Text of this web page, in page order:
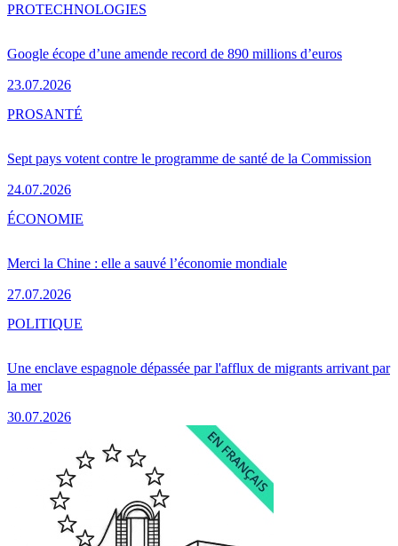
Google écope d’une amende record de 890 millions d’euros
23.07.2026
PROTECHNOLOGIES
Sept pays votent contre le programme de santé de la Commission
24.07.2026
PROSANTÉ
Merci la Chine : elle a sauvé l’économie mondiale
27.07.2026
ÉCONOMIE
Une enclave espagnole dépassée par l'afflux de migrants arrivant par
la mer
30.07.2026
POLITIQUE